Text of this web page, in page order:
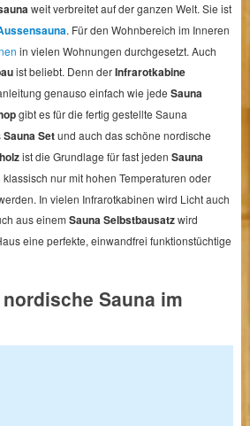
weit verbreitet auf der ganzen Welt. Sie ist
. Für den Wohnbereich im Inneren
in vielen Wohnungen durchgesetzt. Auch
ist beliebt. Denn derInfrarotkabine
genauso einfach wie jede Sauna
gibt es für die fertig gestellte Sauna
Sauna Setund auch das schöne nordische
ist die Grundlage für fast jeden Sauna
nur mit hohen Temperaturen oder
In vielen Infrarotkabinen wird Licht auch
aus einem Sauna Selbstbausatzwird
eine perfekte, einwandfrei funktionstüchtige
Sauna im